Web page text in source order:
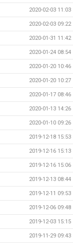
2020-02-03 11:03
2020-02-03 09:22
2020-01-31 11:42
2020-01-24 08:54
2020-01-20 10:46
2020-01-20 10:27
2020-01-17 08:46
2020-01-13 14:26
2020-01-10 09:26
2019-12-18 15:53
2019-12-16 15:13
2019-12-16 15:06
2019-12-13 08:44
2019-12-11 09:53
2019-12-06 09:48
2019-12-03 15:15
2019-11-29 09:43